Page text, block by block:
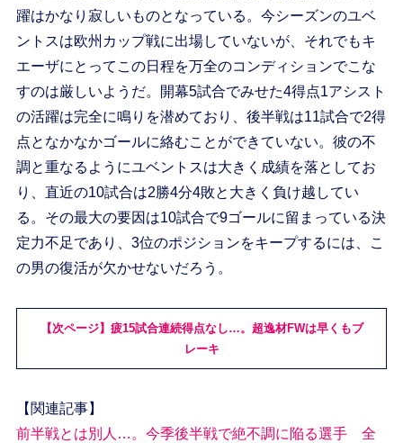
躍はかなり寂しいものとなっている。今シーズンのユベ
ントスは欧州カップ戦に出場していないが、それでもキ
エーザにとってこの日程を万全のコンディションでこな
すのは厳しいようだ。開幕5試合でみせた4得点1アシスト
の活躍は完全に鳴りを潜めており、後半戦は11試合で2得
点となかなかゴールに絡むことができていない。彼の不
調と重なるようにユベントスは大きく成績を落としてお
り、直近の10試合は2勝4分4敗と大きく負け越してい
る。その最大の要因は10試合で9ゴールに留まっている決
定力不足であり、3位のポジションをキープするには、こ
の男の復活が欠かせないだろう。
【次ページ】疲15試合連続得点なし…。超逸材FWは早くもブ
レーキ
【関連記事】
前半戦とは別人…。今季後半戦で絶不調に陥る選手 全